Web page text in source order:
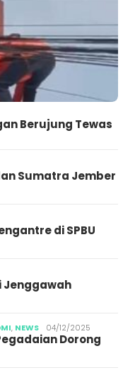
Berujung Tewas
Sumatra Jember
di SPBU
Jenggawah
, NEWS 04/12/2025
Dorong